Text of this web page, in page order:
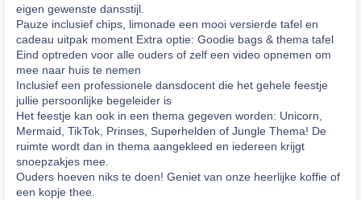
eigen gewenste dansstijl.
Pauze inclusief chips, limonade een mooi versierde tafel en
cadeau uitpak moment Extra optie: Goodie bags & thema tafel
Eind optreden voor alle ouders of zelf een video opnemen om
mee naar huis te nemen
Inclusief een professionele dansdocent die het gehele feestje
jullie persoonlijke begeleider is
Het feestje kan ook in een thema gegeven worden: Unicorn,
Mermaid, TikTok, Prinses, Superhelden of Jungle Thema! De
ruimte wordt dan in thema aangekleed en iedereen krijgt
snoepzakjes mee.
Ouders hoeven niks te doen! Geniet van onze heerlijke koffie of
een kopje thee.